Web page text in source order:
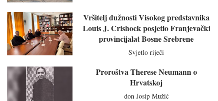
Vršitelj dužnosti Visokog predstavnika
Louis J. Crishock posjetio Franjevački
provincijalat Bosne Srebrene
Svjetlo riječi
Proroštva Therese Neumann o
Hrvatskoj
don Josip Mužić